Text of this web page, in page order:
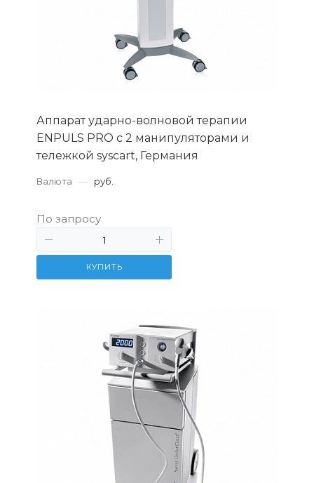
Аппарат ударно-волновой терапии
ENPULS PRO с 2 манипуляторами и
тележкой syscart, Германия
Валюта — руб.
По запросу
КУПИТЬ